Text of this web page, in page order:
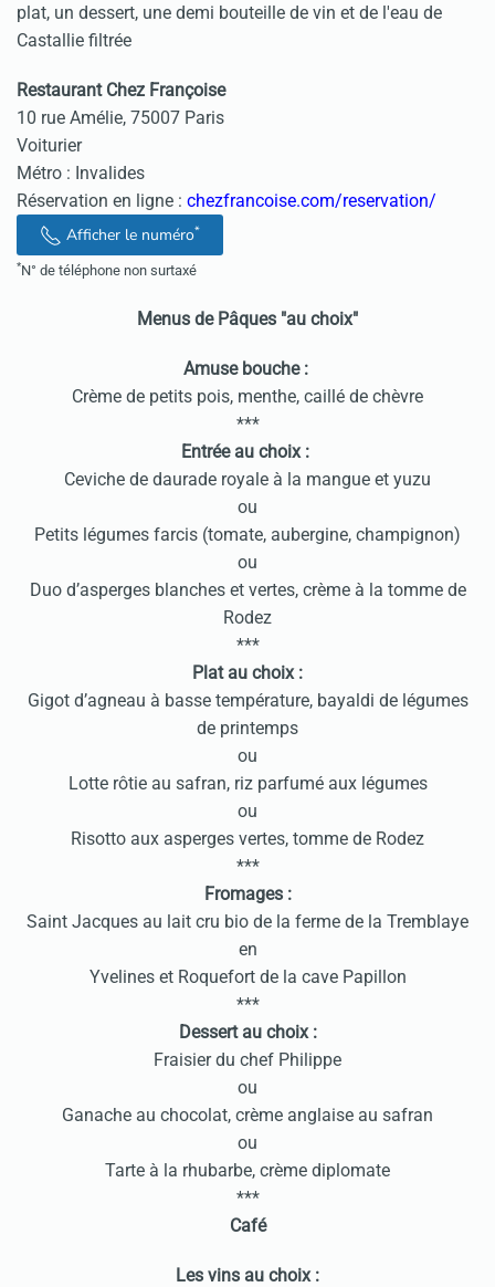
plat, un dessert, une demi bouteille de vin et de l'eau de
Castallie filtrée
Restaurant Chez Françoise
10 rue Amélie, 75007 Paris
Voiturier
Métro : Invalides
Réservation en ligne : chezfrancoise.com/reservation/
Afficher le numéro*
*N° de téléphone non surtaxé
Menus de Pâques "au choix"
Amuse bouche :
Crème de petits pois, menthe, caillé de chèvre
***
Entrée au choix :
Ceviche de daurade royale à la mangue et yuzu
ou
Petits légumes farcis (tomate, aubergine, champignon)
ou
Duo d’asperges blanches et vertes, crème à la tomme de
Rodez
***
Plat au choix :
Gigot d’agneau à basse température, bayaldi de légumes
de printemps
ou
Lotte rôtie au safran, riz parfumé aux légumes
ou
Risotto aux asperges vertes, tomme de Rodez
***
Fromages :
Saint Jacques au lait cru bio de la ferme de la Tremblaye
en
Yvelines et Roquefort de la cave Papillon
***
Dessert au choix :
Fraisier du chef Philippe
ou
Ganache au chocolat, crème anglaise au safran
ou
Tarte à la rhubarbe, crème diplomate
***
Café
Les vins au choix :